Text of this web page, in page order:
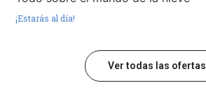
¡Estarás al día!
Ver todas las ofertas